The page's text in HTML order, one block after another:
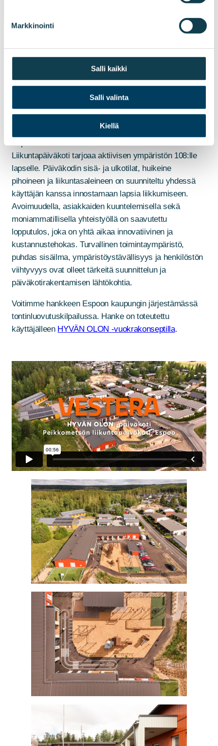
Markkinointi
Salli kaikki
Salli valinta
Kiellä
Liikuntapäiväkoti Espoo
Palveluntuottaja: Peikkometsän Liikuntapäiväkoti
Rakennus on kooltaan 1000 m
Kohde on valmistunut kesäkuussa 2024
Liikuntapäiväkoti tarjoaa aktiivisen ympäristön 108:lle
lapselle. Päiväkodin sisä- ja ulkotilat, huikeine
pihoineen ja liikuntasaleineen on suunniteltu yhdessä
käyttäjän kanssa innostamaan lapsia liikkumiseen.
Avoimuudella, asiakkaiden kuuntelemisella sekä
moniammatillisella yhteistyöllä on saavutettu
lopputulos, joka on yhtä aikaa innovatiivinen ja
kustannustehokas. Turvallinen toimintaympäristö,
puhdas sisäilma, ympäristöystävällisyys ja henkilöstön
viihtyvyys ovat olleet tärkeitä suunnittelun ja
päiväkotirakentamisen lähtökohtia.
Voitimme hankkeen Espoon kaupungin järjestämässä
tontinluovutuskilpailussa. Hanke on toteutettu
käyttäjälleen HYVÄN OLON -vuokrakonseptilla.